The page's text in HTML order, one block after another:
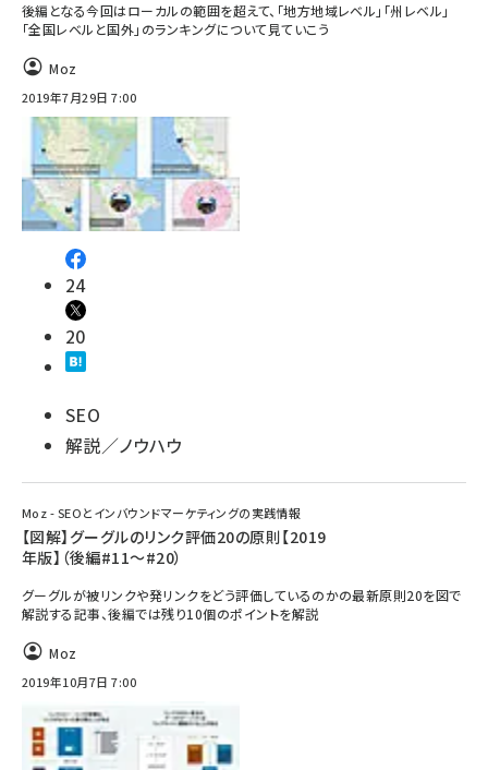
後編となる今回はローカルの範囲を超えて、「地方地域レベル」「州レベル」
「全国レベルと国外」のランキングについて見ていこう
Moz
2019年7月29日 7:00
24
20
SEO
解説／ノウハウ
Moz - SEOとインバウンドマーケティングの実践情報
【図解】グーグルのリンク評価20の原則【2019
年版】（後編#11～#20）
グーグルが被リンクや発リンクをどう評価しているのかの最新原則20を図で
解説する記事、後編では残り10個のポイントを解説
Moz
2019年10月7日 7:00